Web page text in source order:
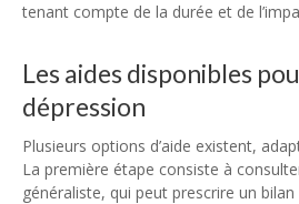
tenant compte de la durée et de
Les aides disponibles
dépression
Plusieurs options d’aide existent,
La première étape consiste à
généraliste, qui peut prescrire un